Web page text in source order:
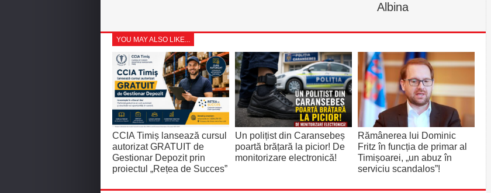
Albina
YOU MAY ALSO LIKE...
CCIA Timiș lansează cursul
autorizat GRATUIT de
Gestionar Depozit prin
proiectul „Rețea de Succes”
Un polițist din Caransebeș
poartă brățară la picior! De
monitorizare electronică!
Rămânerea lui Dominic
Fritz în funcția de primar al
Timișoarei, „un abuz în
serviciu scandalos”!